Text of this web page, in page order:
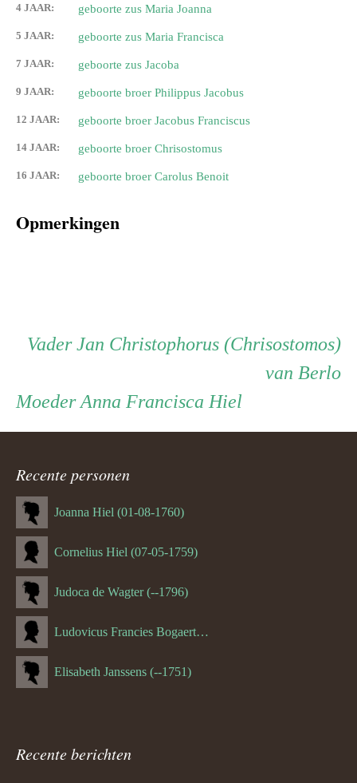
4 JAAR: geboorte zus Maria Joanna
5 JAAR: geboorte zus Maria Francisca
7 JAAR: geboorte zus Jacoba
9 JAAR: geboorte broer Philippus Jacobus
12 JAAR: geboorte broer Jacobus Franciscus
14 JAAR: geboorte broer Chrisostomus
16 JAAR: geboorte broer Carolus Benoit
Opmerkingen
Persoon
ouder
VaderVader
Jan Christophorus (Chrisostomos)
van Berlo
Moeder Moeder
Anna Francisca Hiel
Recente personen
Joanna Hiel (01-08-1760)
Cornelius Hiel (07-05-1759)
Judoca de Wagter (--1796)
Ludovicus Francies Bogaert (--1825)
Elisabeth Janssens (--1751)
Recente berichten